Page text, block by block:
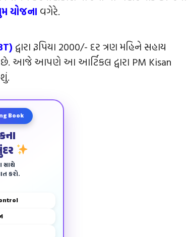
યોજના વગેરે.
દ્વારા રૂપિયા 2000/- દર ત્રણ મહિને સહાય
આજે આપણે આ આર્ટિકલ દ્વારા PM Kisan
Book
સાથે
કરો.